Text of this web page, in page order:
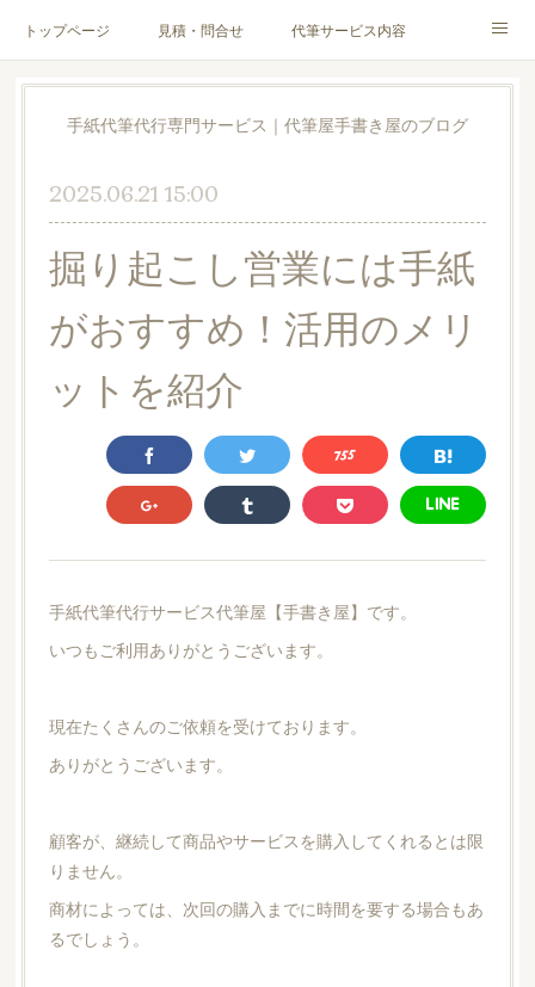
トップページ 見積・問合せ 代筆サービス内容
料金表 代筆サンプル 手紙文章作成代行サービス
ブログ お客様の声
Instagram
手紙代筆代行専門サービス｜代筆屋手書き屋のブログ
2025.06.21 15:00
掘り起こし営業には手紙
がおすすめ！活用のメリ
ットを紹介
手紙代筆代行サービス代筆屋【手書き屋】です。
いつもご利用ありがとうございます。
現在たくさんのご依頼を受けております。
ありがとうございます。
顧客が、継続して商品やサービスを購入してくれるとは限
りません。
商材によっては、次回の購入までに時間を要する場合もあ
るでしょう。